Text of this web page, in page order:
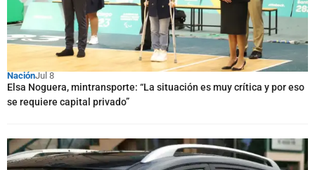
NaciónJul 8
Elsa Noguera, mintransporte: “La situación es muy crítica y por eso
se requiere capital privado”